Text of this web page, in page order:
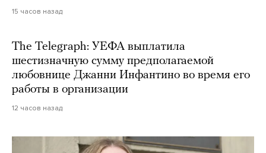
15 часов назад
The Telegraph: УЕФА выплатила
шестизначную сумму предполагаемой
любовнице Джанни Инфантино во время его
работы в организации
12 часов назад